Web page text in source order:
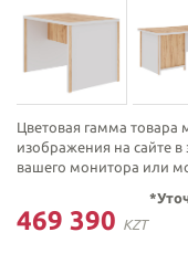
Цветовая гамма товара
изображения на сайте в
вашего монитора или
469 390 KZT